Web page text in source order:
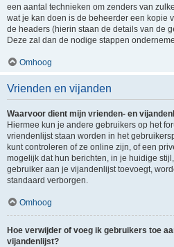
een aantal technieken om zenders van
wat je kan doen is de beheerder een kopie
de headers (hierin staan de details van de
Deze zal dan de nodige stappen
Omhoog
Vrienden en vijanden
Waarvoor dient mijn vrienden- en
Hiermee kun je andere gebruikers op het
vriendenlijst staan worden in het
kunt controleren of ze online zijn, of een
mogelijk dat hun berichten, in je huidige
gebruiker aan je vijandenlijst toevoegt,
standaard verborgen.
Omhoog
Hoe verwijder of voeg ik gebruikers toe
vijandenlijst?